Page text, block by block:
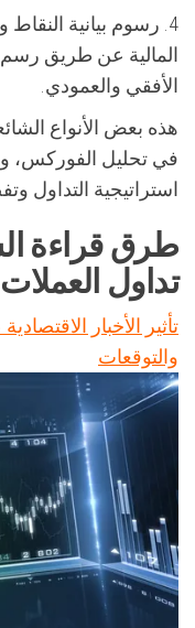
4. رسوم بيانية
المالية عن طريق
الأفقي والعمودي.
هذه بعض الأنواع
في تحليل الفوركس،
استراتيجية التداول
طرق قراءة
تداول العملات
تأثير الأخبار
والتوقعات